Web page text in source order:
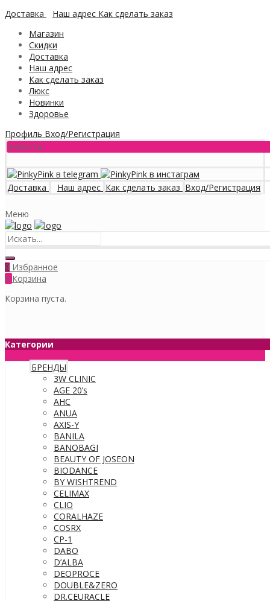
Доставка
Наш адрес Как сделать заказ
Магазин
Скидки
Доставка
Наш адрес
Как сделать заказ
Люкс
Новинки
Здоровье
Профиль Вход/Регистрация
Новости
Доставка Наш адрес Как сделать заказ Вход/Регистрация
Меню
0 Избранное
0 Корзина
Корзина пуста.
Категории
БРЕНДЫ
3W CLINIC
AGE 20’s
AHC
ANUA
AXIS-Y
BANILA
BANOBAGI
BEAUTY OF JOSEON
BIODANCE
BY WISHTREND
CELIMAX
CLIO
CORALHAZE
COSRX
CP-1
DABO
D’ALBA
DEOPROCE
DOUBLE&ZERO
DR.CEURACLE